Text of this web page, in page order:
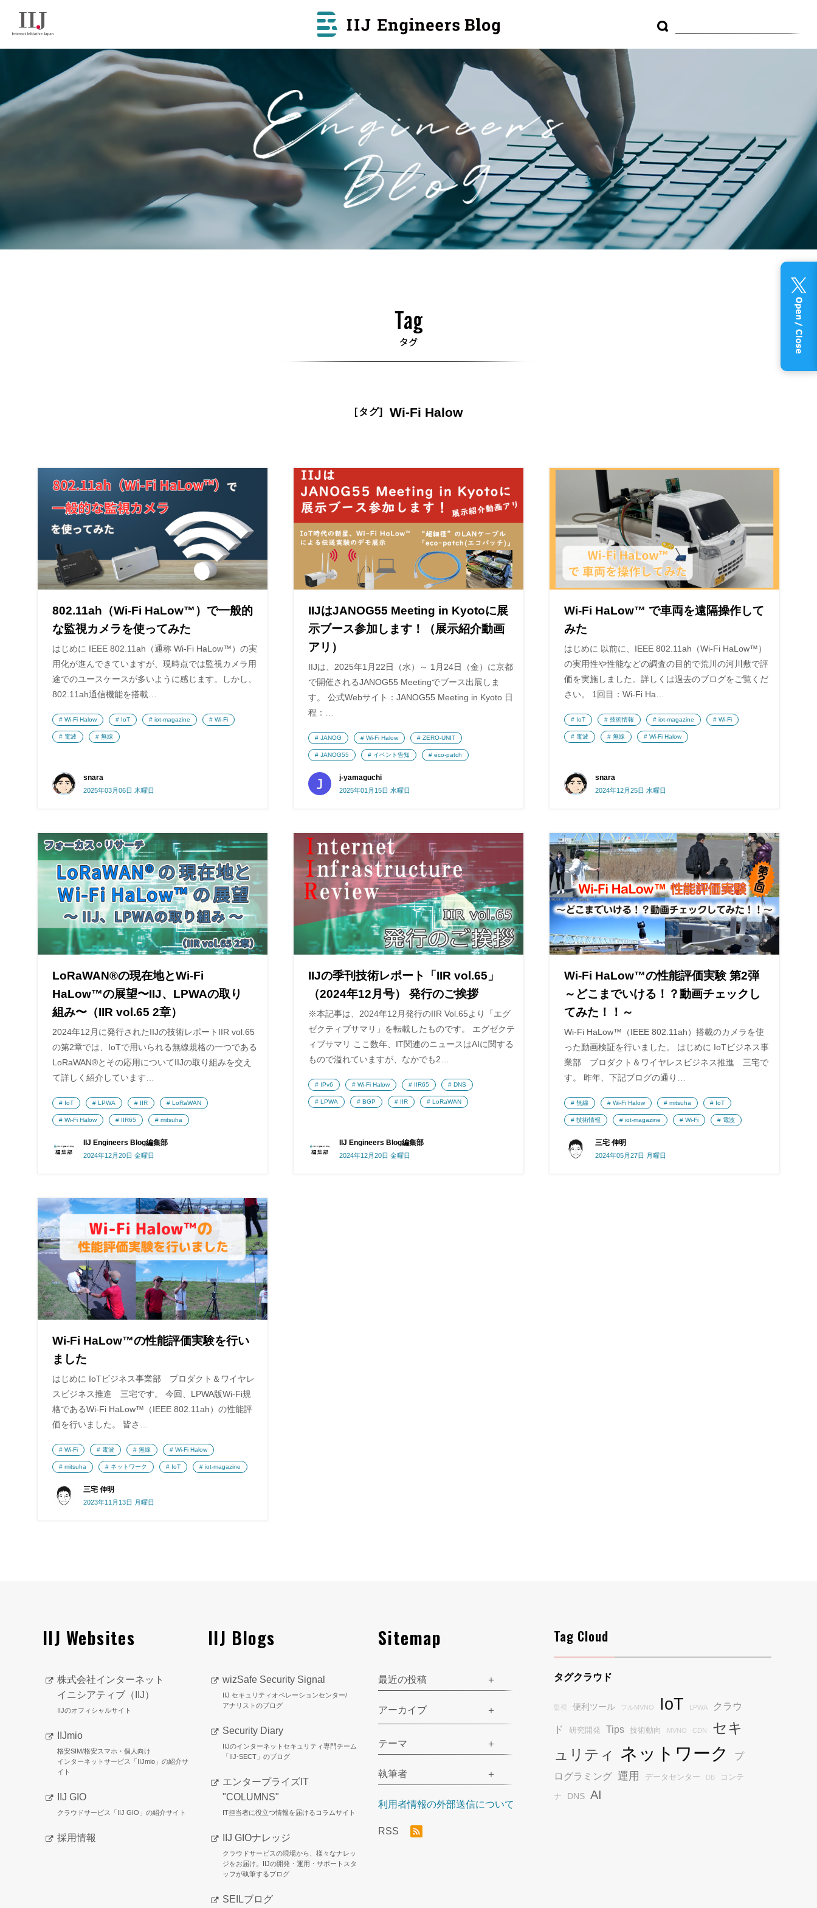
[タグ] Wi-Fi Halow
802.11ah（Wi-Fi HaLow™）で一般的
な監視カメラを使ってみた
はじめに IEEE 802.11ah（通称 Wi-Fi HaLow™）の実
用化が進んできていますが、現時点では監視カメラ用
途でのユースケースが多いように感じます。しかし、
802.11ah通信機能を搭載…
snara
2025年03月06日 木曜日
Wi-Fi Halow IoT iot-magazine Wi-Fi
電波 無線
IIJはJANOG55 Meeting in Kyotoに展
示ブース参加します！（展示紹介動画
アリ）
IIJは、2025年1月22日（水）～ 1月24日（金）に京都
で開催されるJANOG55 Meetingでブース出展しま
す。 公式Webサイト：JANOG55 Meeting in Kyoto 日
程：…
j-yamaguchi
2025年01月15日 水曜日
JANOG Wi-Fi Halow ZERO-UNIT
JANOG55 イベント告知 eco-patch
Wi-Fi HaLow™ で車両を遠隔操作して
みた
はじめに 以前に、IEEE 802.11ah（Wi-Fi HaLow™）
の実用性や性能などの調査の目的で荒川の河川敷で評
価を実施しました。詳しくは過去のブログをご覧くだ
さい。 1回目：Wi-Fi Ha…
snara
2024年12月25日 水曜日
IoT 技術情報 iot-magazine Wi-Fi
電波 無線 Wi-Fi Halow
LoRaWAN®の現在地とWi-Fi
HaLow™の展望〜IIJ、LPWAの取り
組み〜（IIR vol.65 2章）
2024年12月に発行されたIIJの技術レポートIIR vol.65
の第2章では、IoTで用いられる無線規格の一つである
LoRaWAN®とその応用についてIIJの取り組みを交え
て詳しく紹介しています…
IIJ Engineers Blog編集部
2024年12月20日 金曜日
IoT LPWA IIR LoRaWAN
Wi-Fi Halow IIR65 mitsuha
IIJの季刊技術レポート「IIR vol.65」
（2024年12月号） 発行のご挨拶
※本記事は、2024年12月発行のIIR Vol.65より「エグ
ゼクティブサマリ」を転載したものです。 エグゼクテ
ィブサマリ ここ数年、IT関連のニュースはAIに関する
もので溢れていますが、なかでも2…
IIJ Engineers Blog編集部
2024年12月20日 金曜日
IPv6 Wi-Fi Halow IIR65 DNS
LPWA BGP IIR LoRaWAN
Wi-Fi HaLow™の性能評価実験 第2弾
～どこまでいける！？動画チェックし
てみた！！～
Wi-Fi HaLow™（IEEE 802.11ah）搭載のカメラを使
った動画検証を行いました。 はじめに IoTビジネス事
業部 プロダクト＆ワイヤレスビジネス推進 三宅で
す。 昨年、下記ブログの通り…
三宅 伸明
2024年05月27日 月曜日
無線 Wi-Fi Halow mitsuha IoT
技術情報 iot-magazine Wi-Fi 電波
Wi-Fi HaLow™の性能評価実験を行い
ました
はじめに IoTビジネス事業部 プロダクト＆ワイヤレ
スビジネス推進 三宅です。 今回、LPWA版Wi-Fi規
格であるWi-Fi HaLow™（IEEE 802.11ah）の性能評
価を行いました。 皆さ…
三宅 伸明
2023年11月13日 月曜日
Wi-Fi 電波 無線 Wi-Fi Halow
mitsuha ネットワーク IoT iot-magazine
IIJ Websites
株式会社インターネット
イニシアティブ（IIJ）
IIJのオフィシャルサイト
IIJmio
格安SIM/格安スマホ・個人向け
インターネットサービス「IIJmio」の紹介サ
イト
IIJ GIO
クラウドサービス「IIJ GIO」の紹介サイト
採用情報
IIJ Blogs
wizSafe Security Signal
IIJ セキュリティオペレーションセンター/
アナリストのブログ
Security Diary
IIJのインターネットセキュリティ専門チーム
「IIJ-SECT」のブログ
エンタープライズIT
"COLUMNS"
IT担当者に役立つ情報を届けるコラムサイト
IIJ GIOナレッジ
クラウドサービスの現場から、様々なナレッ
ジをお届け。IIJの開発・運用・サポートスタ
ッフが執筆するブログ
SEILブログ
Sitemap
最近の投稿
アーカイブ
テーマ
執筆者
利用者情報の外部送信について
RSS
Tag Cloud
タグクラウド
監視 便利ツール フルMVNO IoT LPWA クラウ
ド 研究開発 Tips 技術動向 MVNO CDN
セキ
ュリティ ネットワーク
プ
ログラミング 運用 データセンター DB コンテ
ナ DNS AI